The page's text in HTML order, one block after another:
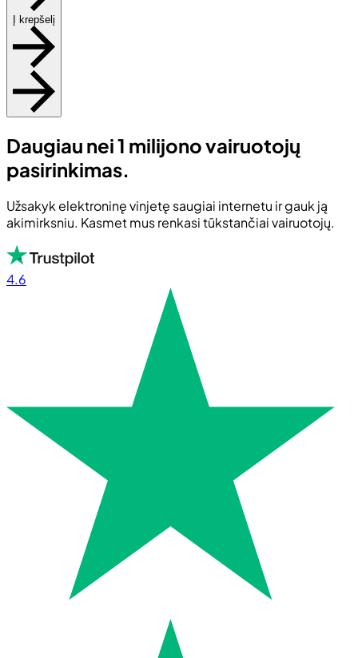
Į krepšelį
Daugiau nei 1 milijono vairuotojų
pasirinkimas.
Užsakyk elektroninę vinjetę saugiai internetu ir gauk ją
akimirksniu. Kasmet mus renkasi tūkstančiai vairuotojų.
4.6